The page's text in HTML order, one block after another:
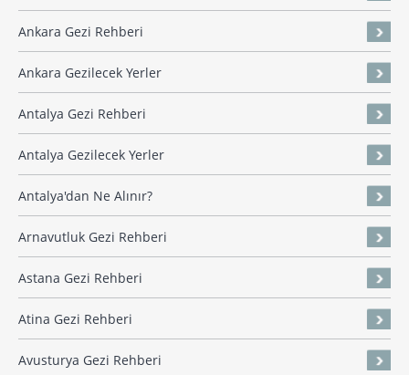
Ankara Gezi Rehberi
Ankara Gezilecek Yerler
Antalya Gezi Rehberi
Antalya Gezilecek Yerler
Antalya'dan Ne Alınır?
Arnavutluk Gezi Rehberi
Astana Gezi Rehberi
Atina Gezi Rehberi
Avusturya Gezi Rehberi